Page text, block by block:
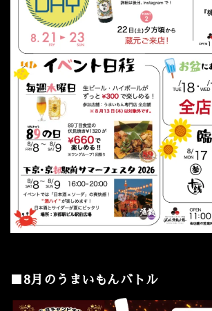
■8月のうまいもんバトル